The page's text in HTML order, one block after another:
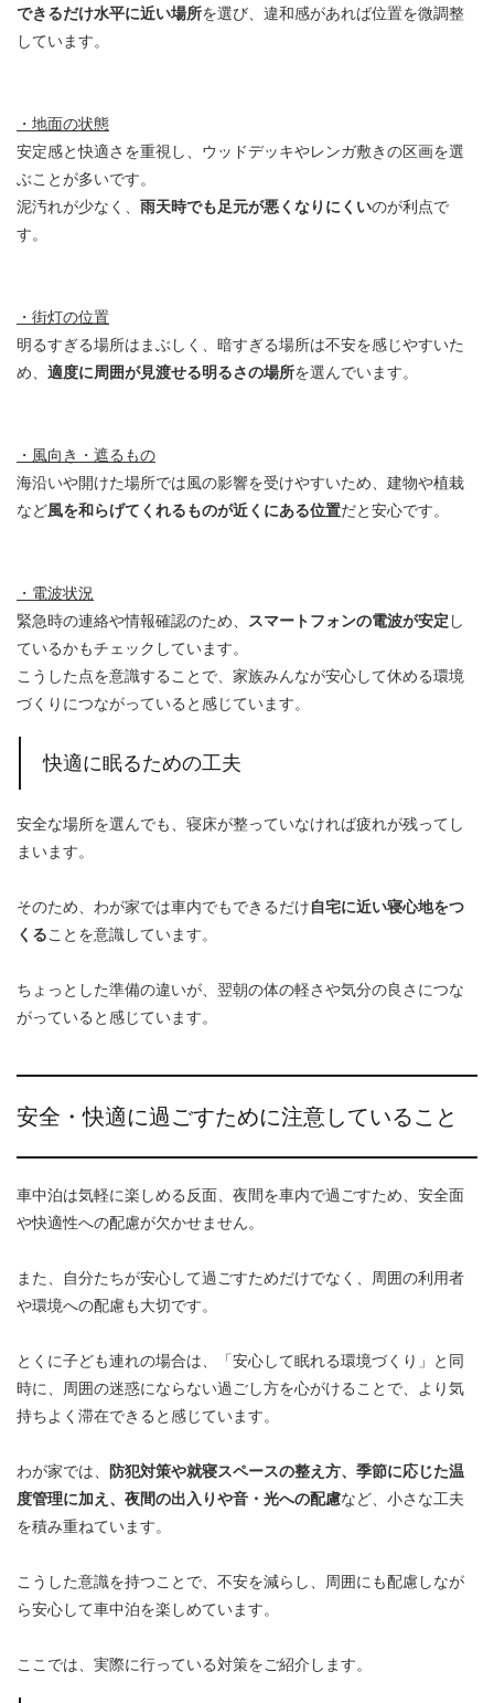
できるだけ水平に近い場所を選び、違和感があれば位置を微調整
しています。
・地面の状態
安定感と快適さを重視し、ウッドデッキやレンガ敷きの区画を選
ぶことが多いです。
泥汚れが少なく、 雨天時でも足元が悪くなりにくいのが利点で
す。
・街灯の位置
明るすぎる場所はまぶしく、暗すぎる場所は不安を感じやすいた
め、 適度に周囲が見渡せる明るさの場所を選んでいます。
・風向き・遮るもの
海沿いや開けた場所では風の影響を受けやすいため、建物や植栽
など風を和らげてくれるものが近くにある位置だと安心です。
・電波状況
緊急時の連絡や情報確認のため、 スマートフォンの電波が安定 し
ているかもチェックしています。
こうした点を意識することで、家族みんなが安心して休める環境
づくりにつながっていると感じています。
快適に眠るための工夫
安全な場所を選んでも、寝床が整っていなければ疲れが残ってし
まいます。
そのため、わが家では車内でもできるだけ自宅に近い寝心地をつ
くることを意識しています。
ちょっとした準備の違いが、翌朝の体の軽さや気分の良さにつな
がっていると感じています。
安全・快適に過ごすために注意していること
車中泊は気軽に楽しめる反面、夜間を車内で過ごすため、安全面
や快適性への配慮が欠かせません。
また、自分たちが安心して過ごすためだけでなく、周囲の利用者
や環境への配慮も大切です。
とくに子ども連れの場合は、「安心して眠れる環境づくり」と同
時に、周囲の迷惑にならない過ごし方を心がけることで、より気
持ちよく滞在できると感じています。
わが家では、 防犯対策や就寝スペースの整え方、季節に応じた温
度管理に加え、夜間の出入りや音・光への配慮など、小さな工夫
を積み重ねています。
こうした意識を持つことで、不安を減らし、周囲にも配慮しなが
ら安心して車中泊を楽しめています。
ここでは、実際に行っている対策をご紹介します。